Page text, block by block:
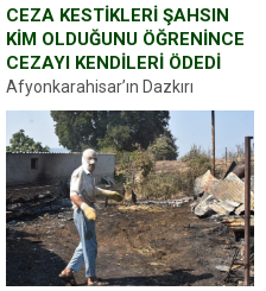
CEZA KESTİKLERİ ŞAHSIN
KİM OLDUĞUNU ÖĞRENİNCE
CEZAYI KENDİLERİ ÖDEDİ
Afyonkarahisar’ın Dazkırı
ilçesinde trafik uygulaması
yapan jandarma ekipleri
durdurdukları bir otomobilin
sürücüsünden ehliyet ve ruhsat
sorup belgelerini istedi. Sürücü
Abdurrahman Ö.nün verdiği
evraklarda eksik olduğunu...